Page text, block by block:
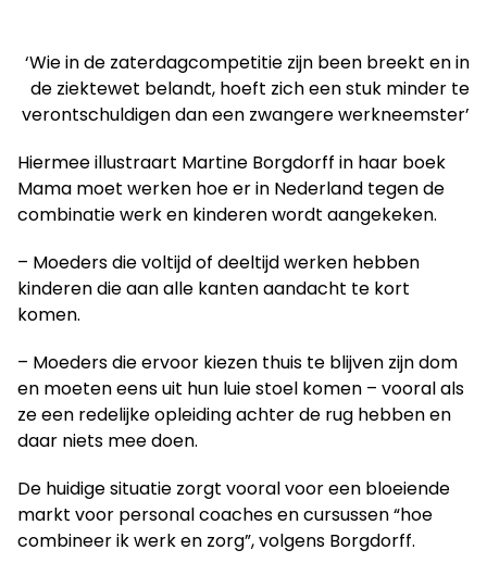
‘Wie in de zaterdagcompetitie zijn been breekt en in
de ziektewet belandt, hoeft zich een stuk minder te
verontschuldigen dan een zwangere werkneemster’
Hiermee illustraart Martine Borgdorff in haar boek
Mama moet werken hoe er in Nederland tegen de
combinatie werk en kinderen wordt aangekeken.
– Moeders die voltijd of deeltijd werken hebben
kinderen die aan alle kanten aandacht te kort
komen.
– Moeders die ervoor kiezen thuis te blijven zijn dom
en moeten eens uit hun luie stoel komen – vooral als
ze een redelijke opleiding achter de rug hebben en
daar niets mee doen.
De huidige situatie zorgt vooral voor een bloeiende
markt voor personal coaches en cursussen “hoe
combineer ik werk en zorg”, volgens Borgdorff.